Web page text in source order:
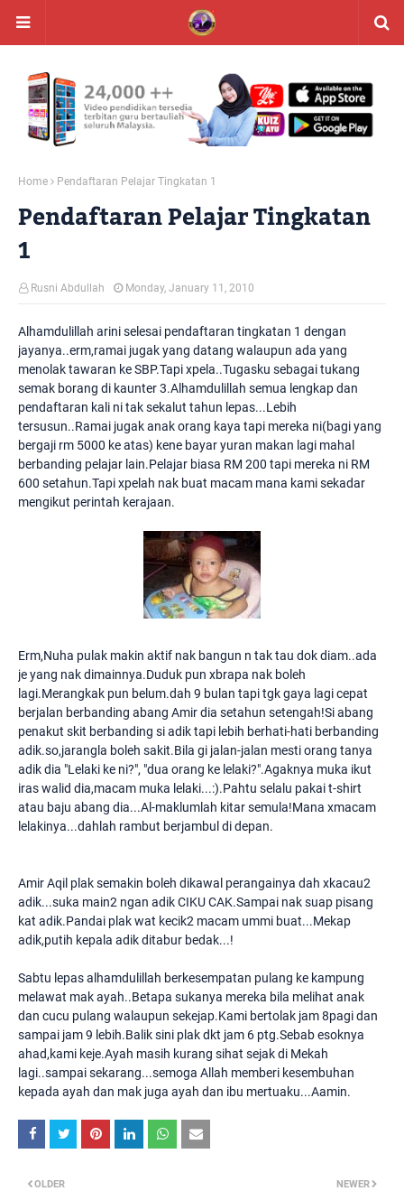
Home Pendaftaran Pelajar Tingkatan 1
Pendaftaran Pelajar Tingkatan
1
Rusni Abdullah Monday, January 11, 2010
Alhamdulillah arini selesai pendaftaran tingkatan 1 dengan
jayanya..erm,ramai jugak yang datang walaupun ada yang
menolak tawaran ke SBP.Tapi xpela..Tugasku sebagai tukang
semak borang di kaunter 3.Alhamdulillah semua lengkap dan
pendaftaran kali ni tak sekalut tahun lepas...Lebih
tersusun..Ramai jugak anak orang kaya tapi mereka ni(bagi yang
bergaji rm 5000 ke atas) kene bayar yuran makan lagi mahal
berbanding pelajar lain.Pelajar biasa RM 200 tapi mereka ni RM
600 setahun.Tapi xpelah nak buat macam mana kami sekadar
mengikut perintah kerajaan.
Erm,Nuha pulak makin aktif nak bangun n tak tau dok diam..ada
je yang nak dimainnya.Duduk pun xbrapa nak boleh
lagi.Merangkak pun belum.dah 9 bulan tapi tgk gaya lagi cepat
berjalan berbanding abang Amir dia setahun setengah!Si abang
penakut skit berbanding si adik tapi lebih berhati-hati berbanding
adik.so,jarangla boleh sakit.Bila gi jalan-jalan mesti orang tanya
adik dia "Lelaki ke ni?", "dua orang ke lelaki?".Agaknya muka ikut
iras walid dia,macam muka lelaki...:).Pahtu selalu pakai t-shirt
atau baju abang dia...Al-maklumlah kitar semula!Mana xmacam
lelakinya...dahlah rambut berjambul di depan.
Amir Aqil plak semakin boleh dikawal perangainya dah xkacau2
adik...suka main2 ngan adik CIKU CAK.Sampai nak suap pisang
kat adik.Pandai plak wat kecik2 macam ummi buat...Mekap
adik,putih kepala adik ditabur bedak...!
Sabtu lepas alhamdulillah berkesempatan pulang ke kampung
melawat mak ayah..Betapa sukanya mereka bila melihat anak
dan cucu pulang walaupun sekejap.Kami bertolak jam 8pagi dan
sampai jam 9 lebih.Balik sini plak dkt jam 6 ptg.Sebab esoknya
ahad,kami keje.Ayah masih kurang sihat sejak di Mekah
lagi..sampai sekarang...semoga Allah memberi kesembuhan
kepada ayah dan mak juga ayah dan ibu mertuaku...Aamin.
NEWER
OLDER